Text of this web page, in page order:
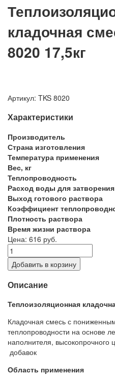
кладочная
8020 17,5кг
Артикул: TKS 8020
Характеристики
Производитель
Страна изготовления
Температура применения
Вес, кг
Теплопроводность
Расход воды для затворения
Выход готового раствора
Коэффициент
Плотность раствора
Время жизни раствора
Цена: 616 руб.
Добавить в корзину
Описание
Теплоизоляционная
Кладочная смесь с
теплопроводности на основе
наполнителя,
добавок
Область применения